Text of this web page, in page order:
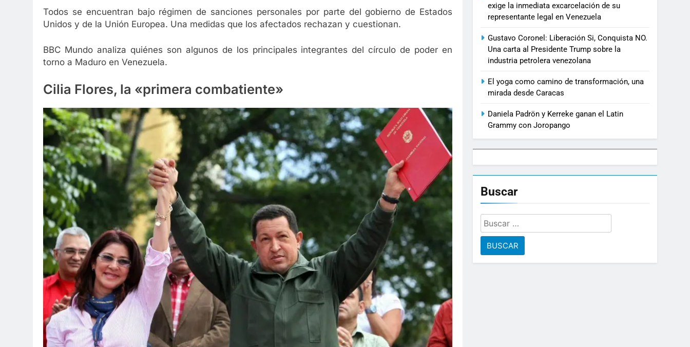
Todos se encuentran bajo régimen de sanciones personales por parte del gobierno de Estados
Unidos y de la Unión Europea. Una medidas que los afectados rechazan y cuestionan.
BBC Mundo analiza quiénes son algunos de los principales integrantes del círculo de poder en
torno a Maduro en Venezuela.
Cilia Flores, la «primera combatiente»
exige la inmediata excarcelación de su
representante legal en Venezuela
Gustavo Coronel: Liberación Si, Conquista NO.
Una carta al Presidente Trump sobre la
industria petrolera venezolana
El yoga como camino de transformación, una
mirada desde Caracas
Daniela Padrön y Kerreke ganan el Latin
Grammy con Joropango
Buscar
Buscar: